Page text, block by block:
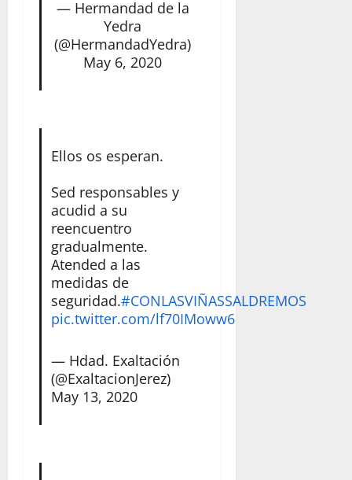
— Hermandad de la
Yedra
(@HermandadYedra)
May 6, 2020
Ellos os esperan.
Sed responsables y
acudid a su
reencuentro
gradualmente.
Atended a las
medidas de
seguridad.#CONLASVIÑASSALDREMOS
pic.twitter.com/lf70IMoww6
— Hdad. Exaltación
(@ExaltacionJerez)
May 13, 2020